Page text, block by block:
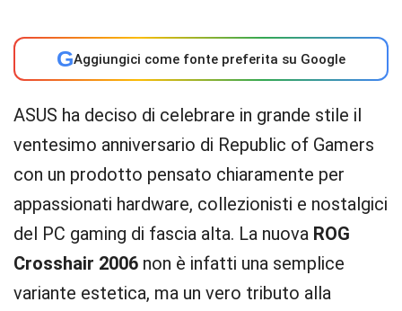
GAggiungici come fonte preferita su Google
ASUS ha deciso di celebrare in grande stile il
ventesimo anniversario di Republic of Gamers
con un prodotto pensato chiaramente per
appassionati hardware, collezionisti e nostalgici
del PC gaming di fascia alta. La nuova ROG
Crosshair 2006 non è infatti una semplice
variante estetica, ma un vero tributo alla